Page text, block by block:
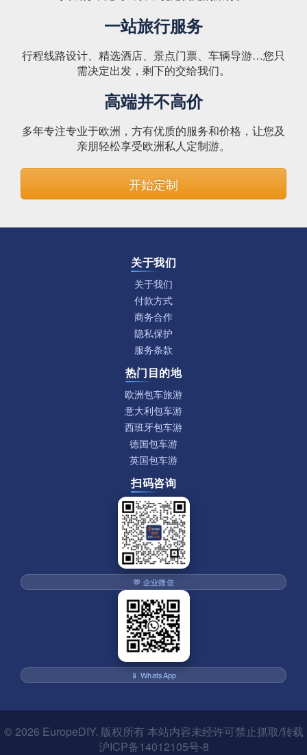
一站旅行服务
行程线路设计、精选酒店、景点门票、车辆导游…您只
需决定出发，剩下的交给我们。
高端并不高价
多年专注专业于欧洲，方有优质的服务和价格，让您及
亲朋轻松享受欧洲私人定制游。
开始定制
关于我们
关于我们
付款方式
商务合作
隐私保护
服务条款
热门目的地
欧洲包车旅游
意大利包车游
西班牙包车游
德国包车游
英国包车游
扫码咨询
💬 企业微信
📱 WhatsApp
© 2026 EuropeDIY. 版权所有 本站内容未经许可禁止抓取/转载
沪ICP备14012105号-8